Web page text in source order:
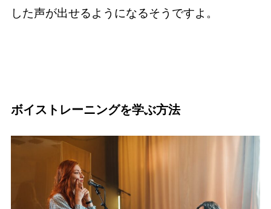
した声が出せるようになるそうですよ。
ボイストレーニングを学ぶ方法